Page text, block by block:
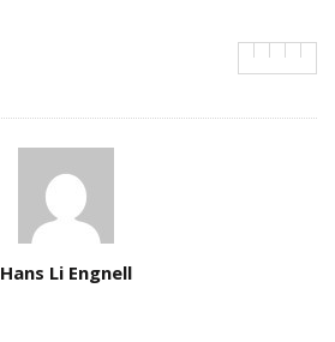
Hans Li Engnell